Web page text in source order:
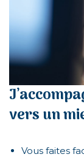
vers un
Vous faites